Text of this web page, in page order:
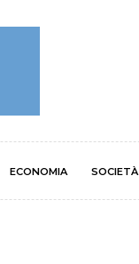
ECONOMIA SOCIETÀ